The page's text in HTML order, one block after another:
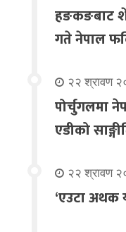
हङकङबाट
गते नेपाल
२२ श्रावण
पोर्चुगलमा
एडीको
२२ श्रावण
‘एउटा अथक